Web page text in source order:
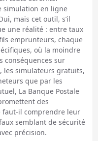
simulation en ligne
mais cet outil, s’il
une réalité : entre taux
emprunteurs, chaque
où la moindre
conséquences sur
les simulateurs gratuits,
que par les
La Banque Postale
des
faut-il comprendre leur
semblant de sécurité
précision.